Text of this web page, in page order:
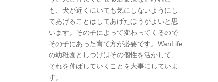
も、犬が近くにいても気にしないようにし
てあげることはしてあげたほうがよいと思
います。その子によって変わってくるので
その子にあった育て方が必要です。WanLife
の幼稚園としつけはその個性を活かして、
それを伸ばしていくことを大事にしていま
す。